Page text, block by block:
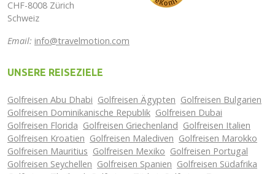
CHF-8008 Zürich
Schweiz
Email: info@travelmotion.com
UNSERE REISEZIELE
Golfreisen Abu Dhabi Golfreisen Ägypten Golfreisen Bulgarien
Golfreisen Dominikanische Republik Golfreisen Dubai
Golfreisen Florida Golfreisen Griechenland Golfreisen Italien
Golfreisen Kroatien Golfreisen Malediven Golfreisen Marokko
Golfreisen Mauritius Golfreisen Mexiko Golfreisen Portugal
Golfreisen Seychellen Golfreisen Spanien Golfreisen Südafrika